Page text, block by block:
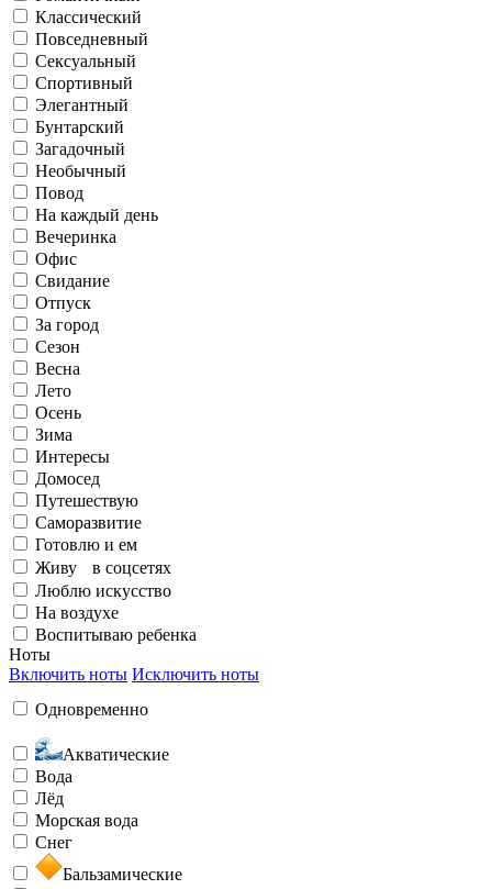
Работаю
Флиртую
Рефлексирую
Излучаю счастье
Заряжен на успех
Любить и быть любимой
Повседневный
Сексуальный
Спортивный
Элегантный
Бунтарский
Загадочный
Необычный
Свидание
Отпуск
За город
Осень
Зима
Готовлю и ем
Живу в соцсетях
Люблю искусство
На воздухе
Воспитываю ребенка
Классический
Повседневный
Сексуальный
Спортивный
Элегантный
Бунтарский
Загадочный
Необычный
Повод
На каждый день
Вечеринка
Офис
Свидание
Отпуск
За город
Сезон
Весна
Лето
Осень
Зима
Интересы
Домосед
Путешествую
Саморазвитие
Готовлю и ем
Живу в соцсетях
Люблю искусство
На воздухе
Воспитываю ребенка
Ноты
Включить ноты Исключить ноты
Одновременно
Акватические
Вода
Лёд
Морская вода
Снег
Бальзамические